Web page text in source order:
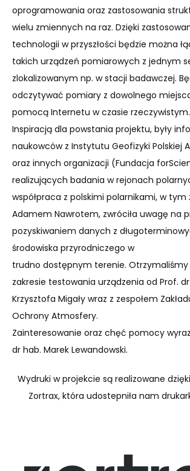
oprogramowania oraz zastosowania
wielu zmiennych na raz. Dzięki
technologii w przyszłości będzie można
takich urządzeń pomiarowych z jednym
zlokalizowanym np. w stacji badawczej.
odczytywać pomiary z dowolnego
pomocą Internetu w czasie rzeczywistym.
Inspiracją dla powstania projektu, były
naukowców z Instytutu Geofizyki Polskiej
oraz innych organizacji (Fundacja
realizujących badania w rejonach
współpraca z polskimi polarnikami, w tym
Adamem Nawrotem, zwróciła uwagę na
pozyskiwaniem danych z
środowiska przyrodniczego w
trudno dostępnym terenie.
zakresie testowania urządzenia od Prof.
Krzysztofa Migały wraz z zespołem
Ochrony Atmosfery.
Zainteresowanie oraz chęć pomocy
dr hab. Marek Lewandowski.
Wydruki w projekcie są realizowane
Zortrax, która udostepniła nam